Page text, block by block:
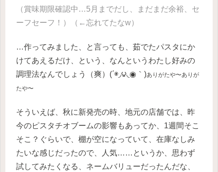
（賞味期限確認中…5月までだし、まだまだ余裕、セ
ーフセーフ！）（←忘れてたなw）
…作ってみました、と言っても、茹でたパスタにか
けてあえるだけ、という、なんというわたし好みの
調理法なんでしょう（爽）(΄◉◞౪◟◉｀)ありがたや〜ありが
たや〜
そういえば、秋に新発売の時、地元の店舗では、昨
今のピスタチオブームの影響もあってか、1週間そこ
そこ？ぐらいで、棚が空になっていて、在庫なしみ
たいな感じだったので、人気……というか、思わず
試してみたくなる、ネームバリューだったんだな、